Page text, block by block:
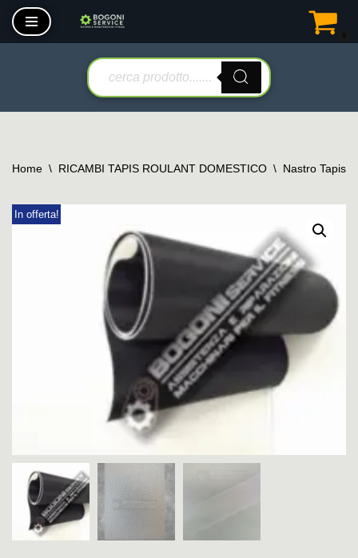
Vai
Home \ RICAMBI TAPIS ROULANT DOMESTICO \ Nastro Tapis
In offerta!